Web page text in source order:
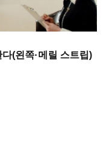
(왼쪽·메릴 스트립)